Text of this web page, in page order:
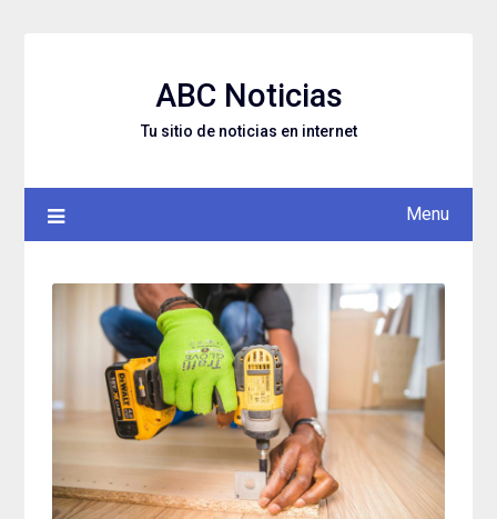
ABC Noticias
Tu sitio de noticias en internet
Menu